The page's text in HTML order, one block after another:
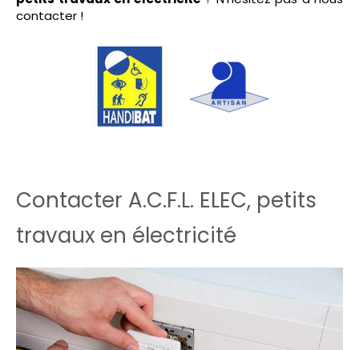
contacter !
Contacter A.C.F.L. ELEC, petits
travaux en électricité